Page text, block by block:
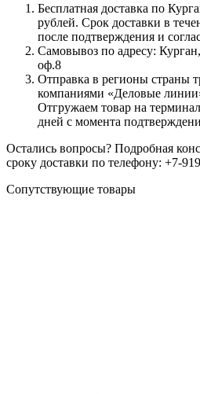
Бесплатная доставка по
рублей. Срок доставки в
после подтверждения и
Самовывоз по адресу:
оф.8
Отправка в регионы страны
компаниями «Деловые
Отгружаем товар на
дней с момента
Остались вопросы? Подробная
сроку доставки по телефону: +7-
Сопутствующие товары